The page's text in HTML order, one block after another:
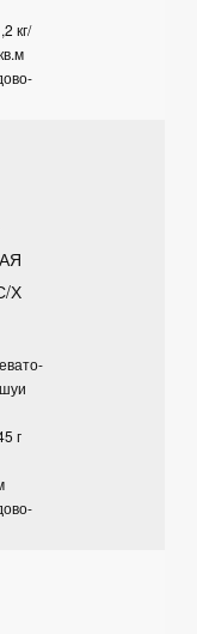
кг/
Х
г